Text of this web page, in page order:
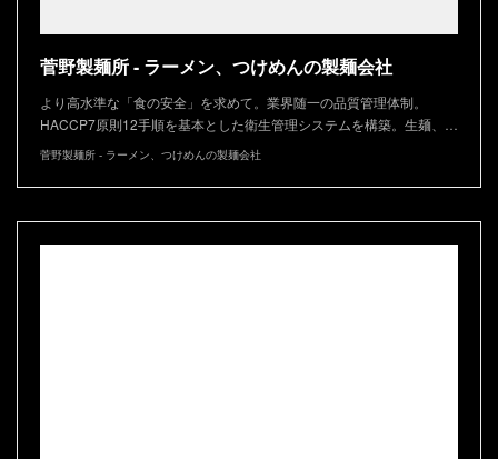
菅野製麺所 - ラーメン、つけめんの製麺会社
より高水準な「食の安全」を求めて。業界随一の品質管理体制。
HACCP7原則12手順を基本とした衛生管理システムを構築。生麺、…
菅野製麺所 - ラーメン、つけめんの製麺会社